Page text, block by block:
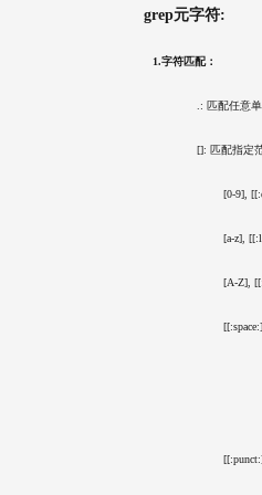
grep元字符:
1.字符匹配：
.: 匹配任
[]: 匹配
[0-9],
[a-z],
[A-Z],